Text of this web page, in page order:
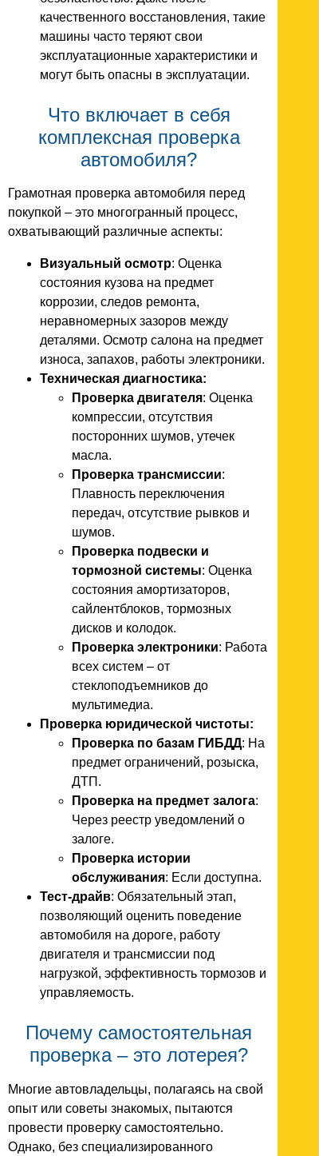
качественного восстановления, такие
машины часто теряют свои
эксплуатационные характеристики и
могут быть опасны в эксплуатации.
Что включает в себя
комплексная проверка
автомобиля?
Грамотная проверка автомобиля перед
покупкой – это многогранный процесс,
охватывающий различные аспекты:
Визуальный осмотр: Оценка
состояния кузова на предмет
коррозии, следов ремонта,
неравномерных зазоров между
деталями. Осмотр салона на предмет
износа, запахов, работы электроники.
Техническая диагностика:
Проверка двигателя: Оценка
компрессии, отсутствия
посторонних шумов, утечек
масла.
Проверка трансмиссии:
Плавность переключения
передач, отсутствие рывков и
шумов.
Проверка подвески и
тормозной системы: Оценка
состояния амортизаторов,
сайлентблоков, тормозных
дисков и колодок.
Проверка электроники: Работа
всех систем – от
стеклоподъемников до
мультимедиа.
Проверка юридической чистоты:
Проверка по базам ГИБДД: На
предмет ограничений, розыска,
ДТП.
Проверка на предмет залога:
Через реестр уведомлений о
залоге.
Проверка истории
обслуживания: Если доступна.
Тест-драйв: Обязательный этап,
позволяющий оценить поведение
автомобиля на дороге, работу
двигателя и трансмиссии под
нагрузкой, эффективность тормозов и
управляемость.
Почему самостоятельная
проверка – это лотерея?
Многие автовладельцы, полагаясь на свой
опыт или советы знакомых, пытаются
провести проверку самостоятельно.
Однако, без специализированного